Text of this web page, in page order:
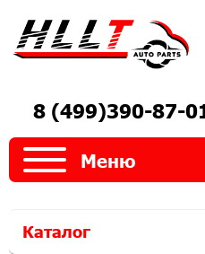
8 (499)390-87-
Меню
Каталог